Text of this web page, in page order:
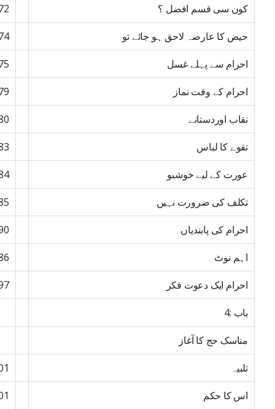
کون سی قسم افضل ؟
حیض کا عارضہ لاحق ہو جائے تو
احرام سے پہلے غسل
احرام کے وقت نماز
نقاب اوردستانے
تقوے کا لباس
عورت کے لیے خوشبو
تکلف کی ضرورت نہیں
احرام کی پابندیاں
اہم نوٹ
احرام ایک دعوت فکر
باب :4
مناسک حج کا آغاز
تلبیہ
اس کا حکم